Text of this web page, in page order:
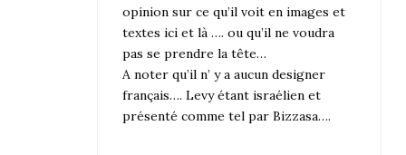
opinion sur ce qu’il voit en images et
textes ici et là …. ou qu’il ne voudra
pas se prendre la tête…
A noter qu’il n’ y a aucun designer
français…. Levy étant israélien et
présenté comme tel par Bizzasa….